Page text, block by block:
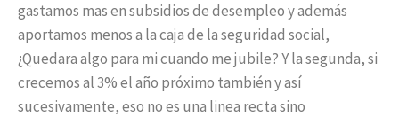
gastamos mas en subsidios de desempleo y además
aportamos menos a la caja de la seguridad social,
¿Quedara algo para mi cuando me jubile? Y la segunda, si
crecemos al 3% el año próximo también y así
sucesivamente, eso no es una linea recta sino